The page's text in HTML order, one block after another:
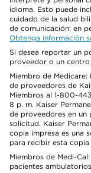
idioma. Esto puede
cuidado de la salud
de comunicación: en
Obtenga información
Si desea reportar un
proveedor o un
Miembro de
de proveedores de
Miembros al 1-800-
8 p. m. Kaiser
de proveedores en un
solicitud. Kaiser
copia impresa es una
para recibir esta copia
Miembros de Medi-
pacientes